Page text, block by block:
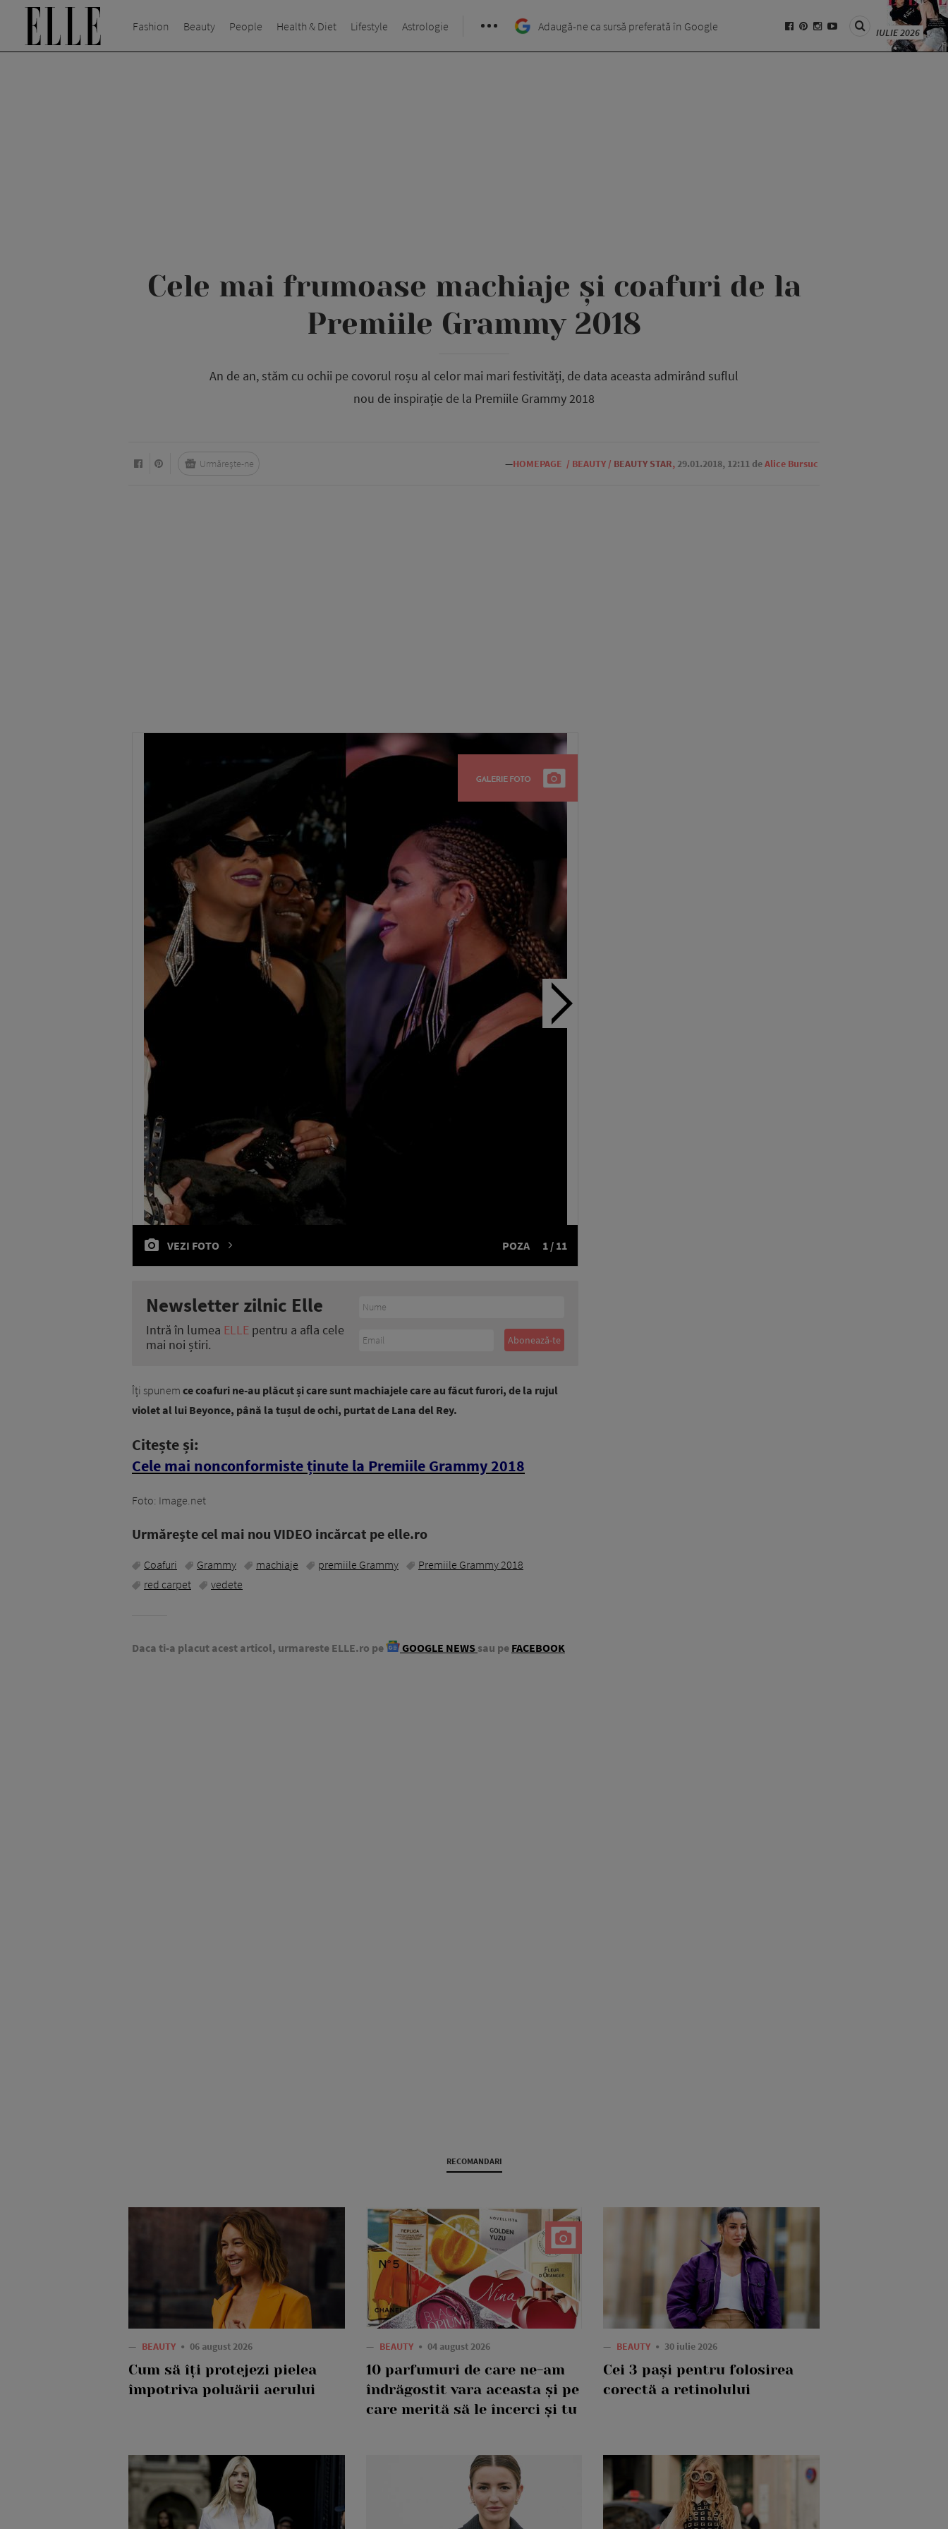
Fashion Beauty People Health & Diet Lifestyle Astrologie Adaugă-ne ca sursă preferată în Google IULIE 2026
Cele mai frumoase machiaje și coafuri de la
Premiile Grammy 2018
An de an, stăm cu ochii pe covorul roșu al celor mai mari festivități, de data aceasta admirând suflul
nou de inspirație de la Premiile Grammy 2018
—HOMEPAGE / BEAUTY / BEAUTY STAR, 29.01.2018, 12:11 deAlice Bursuc
Urmărește-ne
VEZI FOTO POZA 1 / 11
Newsletter zilnic Elle
Intră în lumea ELLE pentru a afla cele
mai noi știri.
Îți spunem ce coafuri ne-au plăcut și care sunt machiajele care au făcut furori, de la rujul
violet al lui Beyonce, până la tușul de ochi, purtat de Lana del Rey.
Citește și:
Cele mai nonconformiste ținute la Premiile Grammy 2018
Foto: Image.net
Urmăreşte cel mai nou VIDEO incărcat pe elle.ro
Coafuri Grammy machiaje premiile Grammy
Premiile Grammy 2018
red carpet
vedete
Daca ti-a placut acest articol, urmareste ELLE.ro pe GOOGLE NEWS sau pe FACEBOOK
RECOMANDARI
— BEAUTY 06 august 2026
Cum să îți protejezi pielea
împotriva poluării aerului
— BEAUTY 04 august 2026
10 parfumuri de care ne-am
îndrăgostit vara aceasta și pe
care merită să le încerci și tu
— BEAUTY 30 iulie 2026
Cei 3 pași pentru folosirea
corectă a retinolului